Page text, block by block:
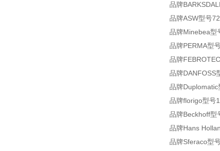
品牌
品牌ASW型号
品牌Minebea型
品牌PERMA型
品牌
品牌DANFOSS
品牌
品牌florigo型号
品牌Beckhoff型
品牌Hans
品牌Sferaco型